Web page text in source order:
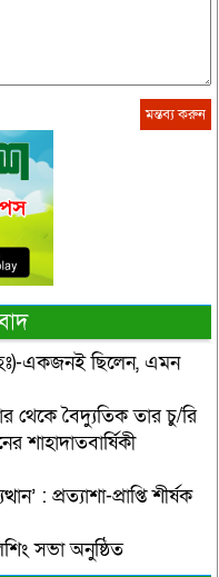
একজনই ছিলেন, এমন
থেকে বৈদ্যুতিক তার চু/রি
শাহাদাতবার্ষিকী
: প্রত্যাশা-প্রাপ্তি শীর্ষক
সভা অনুষ্ঠিত